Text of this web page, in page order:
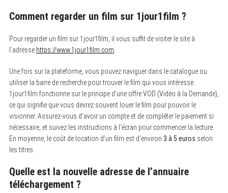
Comment regarder un film sur 1jour1film ?
Pour regarder un film sur 1jour1film, il vous suffit de visiter le site à
l’adresse https://www.1jour1film.com
Une fois sur la plateforme, vous pouvez naviguer dans le catalogue ou
utiliser la barre de recherche pour trouver le film qui vous intéresse.
1jour1film fonctionne sur le principe d’une offre VOD (Vidéo à la Demande),
ce qui signifie que vous devrez souvent louer le film pour pouvoir le
visionner. Assurez-vous d’avoir un compte et de compléter le paiement si
nécessaire, et suivez les instructions à l’écran pour commencer la lecture.
En moyenne, le coût de location d’un film est d’environ 3 à 5 euros selon
les titres.
Quelle est la nouvelle adresse de l’annuaire
téléchargement ?